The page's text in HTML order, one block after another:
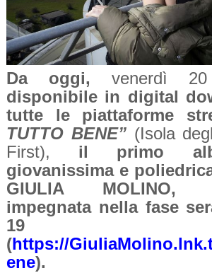
Da oggi, venerdì
disponibile in digital
tutte le piattaforme
TUTTO BENE” (Isola
First), il primo
giovanissima e
GIULIA MOLINO,
impegnata nella fase
19
(https://
ene).